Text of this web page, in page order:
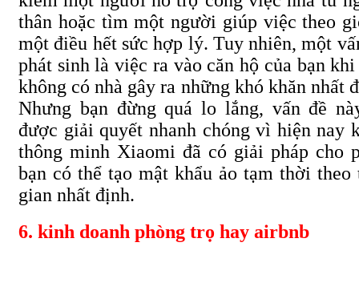
thân hoặc tìm một người giúp việc theo
một điều hết sức hợp lý. Tuy nhiên, một
phát sinh là việc ra vào căn hộ của bạn khi
không có nhà gây ra những khó khăn nhất
Nhưng bạn đừng quá lo lắng, vấn đề
được giải quyết nhanh chóng vì hiện nay
thông minh Xiaomi đã có giải pháp cho
bạn có thể tạo mật khẩu ảo tạm thời theo
gian nhất định.
6. kinh doanh phòng trọ hay airbnb